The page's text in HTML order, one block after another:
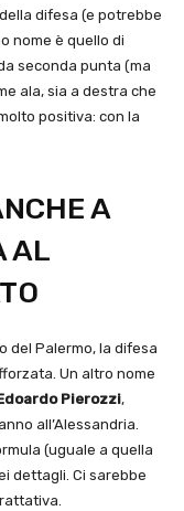
difesa (e potrebbe
nome è quello di
seconda punta (ma
ala, sia a destra che
positiva: con la
A
AL
del Palermo, la difesa
Un altro nome
Pierozzi,
all’Alessandria.
(uguale a quella
dettagli. Ci sarebbe